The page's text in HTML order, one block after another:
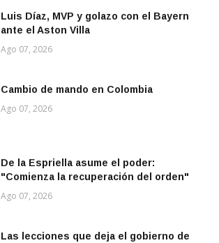
Luis Díaz, MVP y golazo con el Bayern
ante el Aston Villa
Ago 07, 2026
Cambio de mando en Colombia
Ago 07, 2026
De la Espriella asume el poder:
"Comienza la recuperación del orden"
Ago 07, 2026
Las lecciones que deja el gobierno de